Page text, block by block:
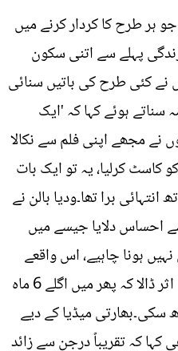
جو ہر طرح کا کردار کرنے میں
پہلے سے اتنی سکون
نے کئی طرح کی باتیں سنائی
سناتے ہوئے کہا کہ 'ایک
نے مجھے اپنی فلم سے نکالا
کاسٹ کرلیا، یہ تو ایک بات
برا تھا۔ودیا بالن نے
احساس دلایا جیسے میں
ہونا چاہیے، اس واقعے
نے میرے ذہن پر اتنا برا اور گہرا اثر ڈالا کہ پھر میں اگلے 6 ماہ
سکی۔بھارتی میڈیا کے دیے
کہا کہ تقریباً درجن سے زائد